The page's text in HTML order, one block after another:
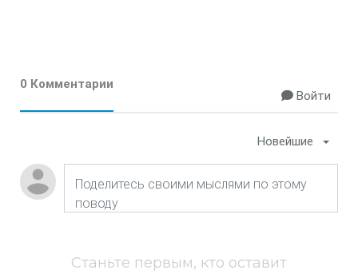
0 Комментарии
Войти
Новейшие
Станьте первым, кто оставит